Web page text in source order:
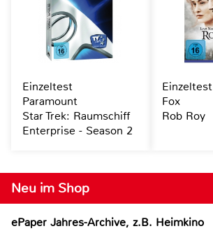
Neu im Shop
ePaper Jahres-Archive, z.B. Heimkino
Einzeltest
Paramount
Star Trek: Raumschiff
Enterprise - Season 2
Einzeltest
Fox
Rob Roy